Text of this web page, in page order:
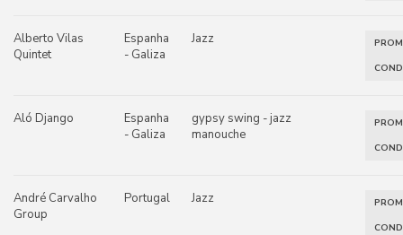
Alberto Vilas
Quintet
Espanha
- Galiza
Jazz
Aló Django
Espanha
- Galiza
gypsy swing - jazz
manouche
André Carvalho
Group
Portugal Jazz